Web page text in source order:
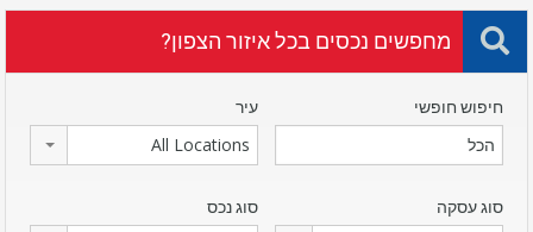
מחפשים נכסים בכל איזור הצפון?
חיפוש חופשי עיר
All Locations
סוג עסקה סוג נכס